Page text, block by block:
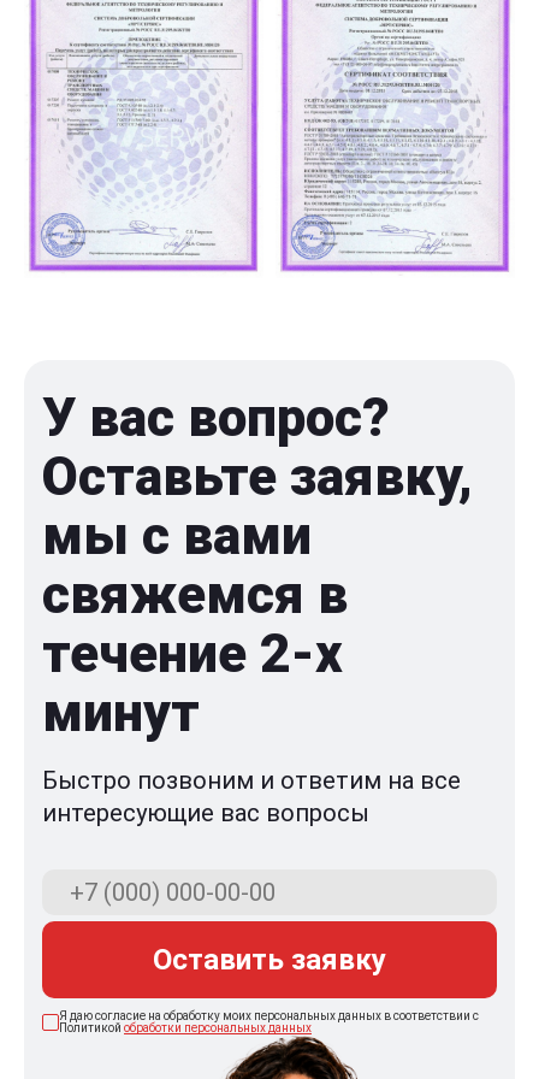
У вас вопрос?
Оставьте заявку,
мы с вами
свяжемся в
течение 2-x
минут
Быстро позвоним и ответим на все
интересующие вас вопросы
Оставить заявку
Я даю согласие на обработку моих персональных данных в соответствии с
Политикой обработки персональных данных